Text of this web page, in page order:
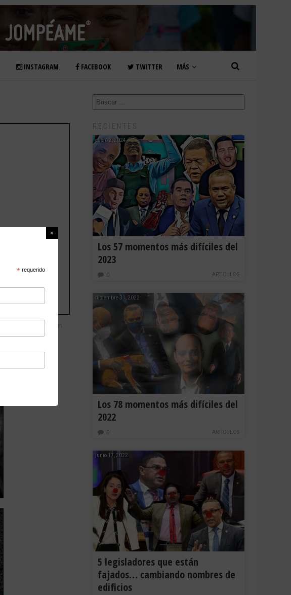
INSTAGRAM FACEBOOK TWITTER MÁS
Autor: KeDificil.com
RECIENTES
enero 2, 2024
Los 57 momentos más difíciles del
2023
ARTÍCULOS
0
diciembre 31, 2022
Los 78 momentos más difíciles del
2022
ARTÍCULOS
0
junio 17, 2022
5 legisladores que están
fajados… cambiando nombres de
edificios
*requerido